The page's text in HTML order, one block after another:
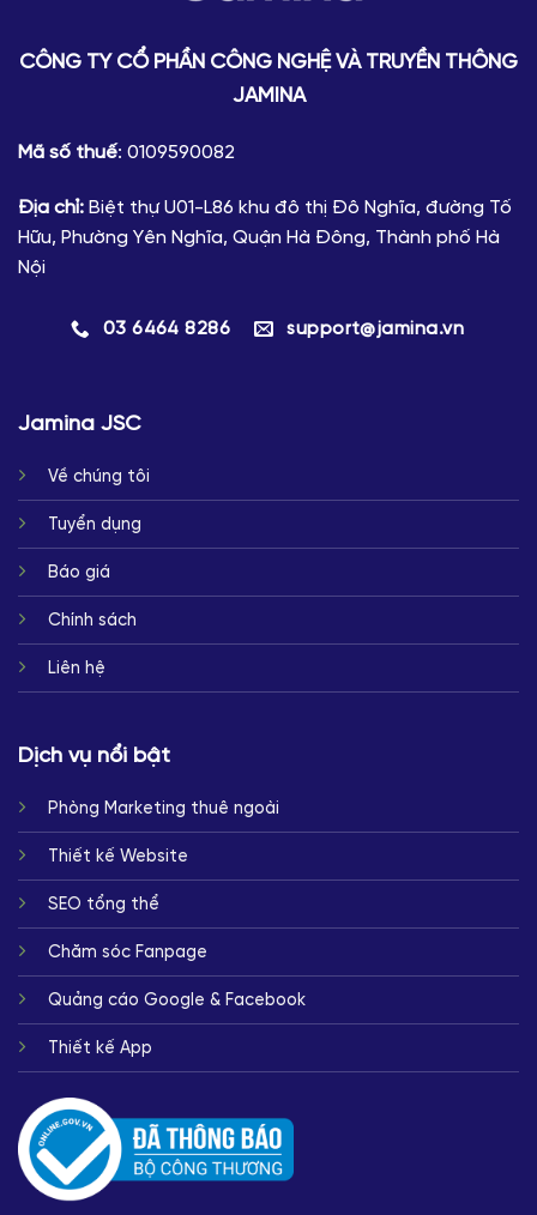
CÔNG TY CỔ PHẦN CÔNG NGHỆ VÀ TRUYỀN THÔNG
JAMINA
Mã số thuế: 0109590082
Địa chỉ: Biệt thự U01-L86 khu đô thị Đô Nghĩa, đường Tố
Hữu, Phường Yên Nghĩa, Quận Hà Đông, Thành phố Hà
Nội
03 6464 8286 support@jamina.vn
Jamina JSC
Về chúng tôi
Tuyển dụng
Báo giá
Chính sách
Liên hệ
Dịch vụ nổi bật
Phòng Marketing thuê ngoài
Thiết kế Website
SEO tổng thể
Chăm sóc Fanpage
Quảng cáo Google & Facebook
Thiết kế App